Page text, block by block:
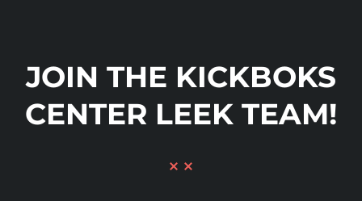
JOIN THE KICKBOKS
CENTER LEEK TEAM!